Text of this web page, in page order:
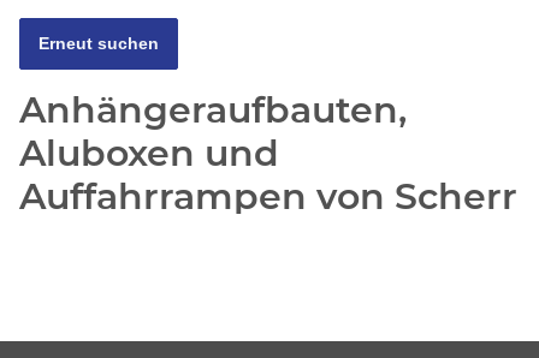
Erneut suchen
Anhängeraufbauten,
Aluboxen und
Auffahrrampen von Scherr
unter anderem passgenaue Anhängeraufbauten, robuste